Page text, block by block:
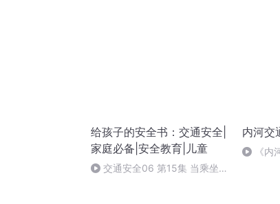
给孩子的安全书：交通安全|
家庭必备|安全教育|儿童
交通安全06 第15集 当乘坐的
内河交
《